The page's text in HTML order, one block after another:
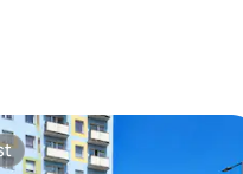
van 5 op 5, 15 recensies